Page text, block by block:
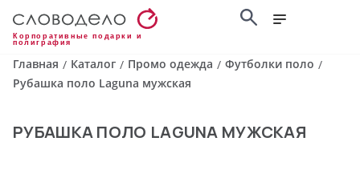
Корпоративные подарки и
полиграфия
Главная / Каталог / Промо одежда / Футболки поло /
Рубашка поло Laguna мужская
РУБАШКА ПОЛО LAGUNA МУЖСКАЯ